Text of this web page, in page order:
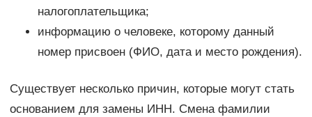
налогоплательщика;
информацию о человеке, которому данный
номер присвоен (ФИО, дата и место рождения).
Существует несколько причин, которые могут стать
основанием для замены ИНН. Смена фамилии